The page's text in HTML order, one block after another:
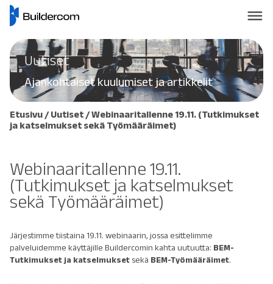
Uutiset
Ajankohtaiset kuulumiset ja artikkelit
Etusivu /Uutiset /Webinaaritallenne 19.11. (Tutkimukset
ja katselmukset sekä Työmääräimet)
Webinaaritallenne 19.11.
(Tutkimukset ja katselmukset
sekä Työmääräimet)
Järjestimme tiistaina 19.11. webinaarin, jossa esittelimme
palveluidemme käyttäjille Buildercomin kahta uutuutta: BEM-
Tutkimukset ja katselmukset sekä BEM-Työmääräimet.